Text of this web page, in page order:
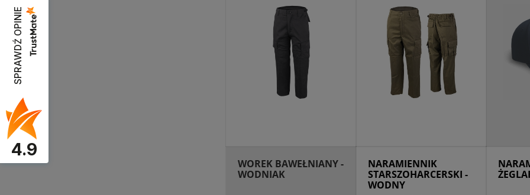
WOREK BAWEŁNIANY -
WODNIAK
NARAMIENNIK
STARSZOHARCERSKI -
WODNY
SPRAWDŹ OPINIE
4.9